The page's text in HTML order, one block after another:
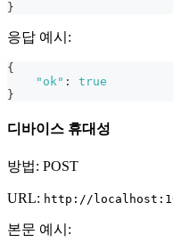
}
응답 예시:
{
"ok" :
true
}
디바이스 휴대성
방법: POST
URL: http://
본문 예시: